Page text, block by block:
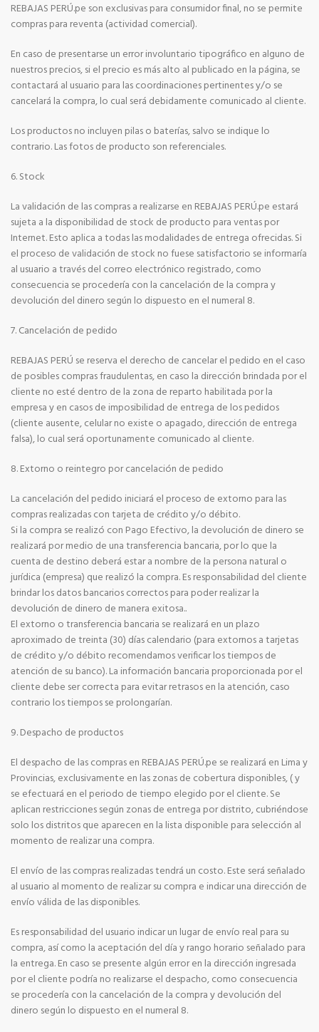
REBAJAS PERÚ.pe son exclusivas para consumidor final, no se permite
compras para reventa (actividad comercial).
En caso de presentarse un error involuntario tipográfico en alguno de
nuestros precios, si el precio es más alto al publicado en la página, se
contactará al usuario para las coordinaciones pertinentes y/o se
cancelará la compra, lo cual será debidamente comunicado al cliente.
Los productos no incluyen pilas o baterías, salvo se indique lo
contrario. Las fotos de producto son referenciales.
6. Stock
La validación de las compras a realizarse en REBAJAS PERÚ.pe estará
sujeta a la disponibilidad de stock de producto para ventas por
Internet. Esto aplica a todas las modalidades de entrega ofrecidas. Si
el proceso de validación de stock no fuese satisfactorio se informaría
al usuario a través del correo electrónico registrado, como
consecuencia se procedería con la cancelación de la compra y
devolución del dinero según lo dispuesto en el numeral 8.
7. Cancelación de pedido
REBAJAS PERÚ se reserva el derecho de cancelar el pedido en el caso
de posibles compras fraudulentas, en caso la dirección brindada por el
cliente no esté dentro de la zona de reparto habilitada por la
empresa y en casos de imposibilidad de entrega de los pedidos
(cliente ausente, celular no existe o apagado, dirección de entrega
falsa), lo cual será oportunamente comunicado al cliente.
8. Extorno o reintegro por cancelación de pedido
La cancelación del pedido iniciará el proceso de extorno para las
compras realizadas con tarjeta de crédito y/o débito.
Si la compra se realizó con Pago Efectivo, la devolución de dinero se
realizará por medio de una transferencia bancaria, por lo que la
cuenta de destino deberá estar a nombre de la persona natural o
jurídica (empresa) que realizó la compra. Es responsabilidad del cliente
brindar los datos bancarios correctos para poder realizar la
devolución de dinero de manera exitosa..
El extorno o transferencia bancaria se realizará en un plazo
aproximado de treinta (30) días calendario (para extornos a tarjetas
de crédito y/o débito recomendamos verificar los tiempos de
atención de su banco). La información bancaria proporcionada por el
cliente debe ser correcta para evitar retrasos en la atención, caso
contrario los tiempos se prolongarían.
9. Despacho de productos
El despacho de las compras en REBAJAS PERÚ.pe se realizará en Lima y
Provincias, exclusivamente en las zonas de cobertura disponibles, ( y
se efectuará en el periodo de tiempo elegido por el cliente. Se
aplican restricciones según zonas de entrega por distrito, cubriéndose
solo los distritos que aparecen en la lista disponible para selección al
momento de realizar una compra.
El envío de las compras realizadas tendrá un costo. Este será señalado
al usuario al momento de realizar su compra e indicar una dirección de
envío válida de las disponibles.
Es responsabilidad del usuario indicar un lugar de envío real para su
compra, así como la aceptación del día y rango horario señalado para
la entrega. En caso se presente algún error en la dirección ingresada
por el cliente podría no realizarse el despacho, como consecuencia
se procedería con la cancelación de la compra y devolución del
dinero según lo dispuesto en el numeral 8.